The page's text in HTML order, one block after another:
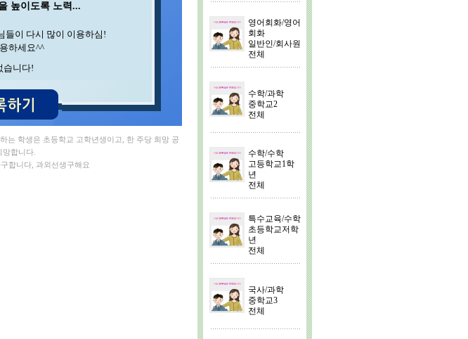
화/중국어 , 박** 수학/영어
, 최** 수학
영어/일본어
** 수학
영어
, 최** 일본어/일본어회화
, 이** 수학
, 중** 과학
** 수학
, 김** 수학
, 김** 바이올린
, 송* 영어/과학
높이도록 노력...
들이 다시 많이 이용하심!
하세요^^
습니다!
는 학생은 초등학교 고학년생이고, 한 주당 희망 공
합니다.
합니다, 과외선생구해요
영어회화/영어
회화
일반인/회사원
전체
수학/과학
중학교2
전체
수학/수학
고등학교1학
년
전체
특수교육/수학
초등학교저학
년
전체
국사/과학
중학교3
전체